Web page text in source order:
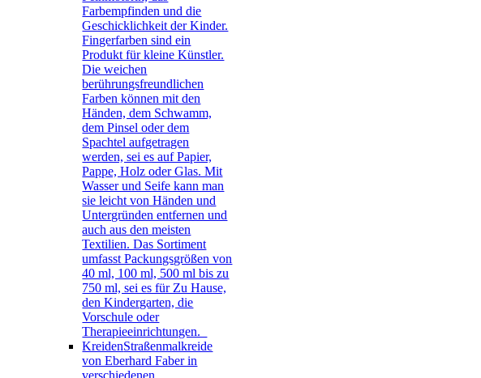
Farbempfinden und die
Geschicklichkeit der Kinder.
Fingerfarben sind ein
Produkt für kleine Künstler.
Die weichen
berührungsfreundlichen
Farben können mit den
Händen, dem Schwamm,
dem Pinsel oder dem
Spachtel aufgetragen
werden, sei es auf Papier,
Pappe, Holz oder Glas. Mit
Wasser und Seife kann man
sie leicht von Händen und
Untergründen entfernen und
auch aus den meisten
Textilien. Das Sortiment
umfasst Packungsgrößen von
40 ml, 100 ml, 500 ml bis zu
750 ml, sei es für Zu Hause,
den Kindergarten, die
Vorschule oder
Therapieeinrichtungen.
KreidenStraßenmalkreide
von Eberhard Faber in
verschiedenen